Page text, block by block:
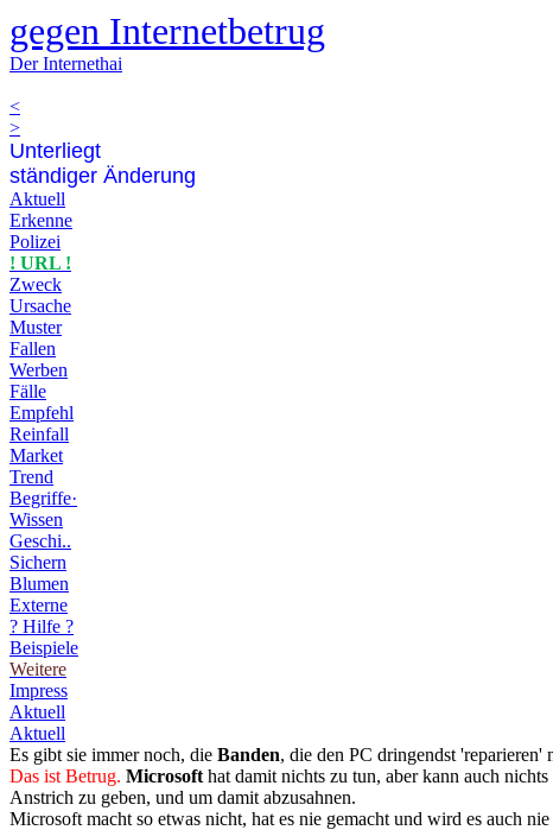
gegen Internetbetrug
Der Internethai
<
>
Unterliegt
ständiger Änderung
Aktuell
Erkenne
Polizei
! URL !
Zweck
Ursache
Muster
Fallen
Werben
Fälle
Empfehl
Reinfall
Market
Trend
Begriffe·
Wissen
Geschi..
Sichern
Blumen
Externe
? Hilfe ?
Beispiele
Weitere
Impress
Aktuell
Aktuell
Es gibt sie immer noch, die Banden, die den PC dringendst 'reparieren'
Das ist Betrug. Microsoft hat damit nichts zu tun, aber kann auch
Anstrich zu geben, und um damit abzusahnen.
Microsoft macht so etwas nicht, hat es nie gemacht und wird es auch